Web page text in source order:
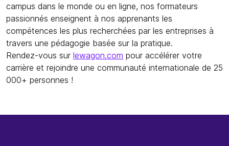
campus dans le monde ou en ligne, nos formateurs
passionnés enseignent à nos apprenants les
compétences les plus recherchées par les entreprises à
travers une pédagogie basée sur la pratique.
Rendez-vous sur lewagon.com pour accélérer votre
carrière et rejoindre une communauté internationale de 25
000+ personnes !